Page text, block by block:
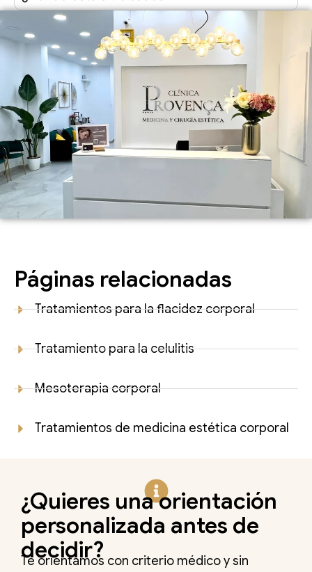
Páginas relacionadas
Tratamientos para la flacidez corporal
Tratamiento para la celulitis
Mesoterapia corporal
Tratamientos de medicina estética corporal
¿Quieres una orientación
personalizada antes de
decidir?
Te orientamos con criterio médico y sin